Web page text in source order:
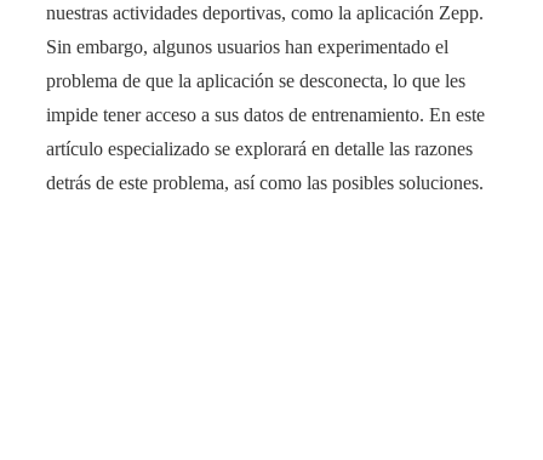
nuestras actividades deportivas, como la aplicación Zepp.
Sin embargo, algunos usuarios han experimentado el
problema de que la aplicación se desconecta, lo que les
impide tener acceso a sus datos de entrenamiento. En este
artículo especializado se explorará en detalle las razones
detrás de este problema, así como las posibles soluciones.